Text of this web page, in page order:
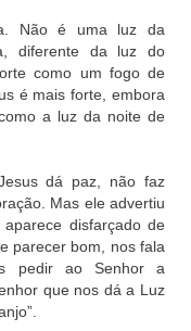
Não é uma luz da
diferente da luz do
como um fogo de
é mais forte, embora
a luz da noite de
dá paz, não faz
Mas ele advertiu
disfarçado de
parecer bom, nos fala
pedir ao Senhor a
que nos dá a Luz